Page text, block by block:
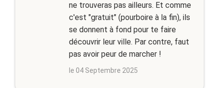
ne trouveras pas ailleurs. Et comme
c'est "gratuit" (pourboire à la fin), ils
se donnent à fond pour te faire
découvrir leur ville. Par contre, faut
pas avoir peur de marcher !
le 04 Septembre 2025